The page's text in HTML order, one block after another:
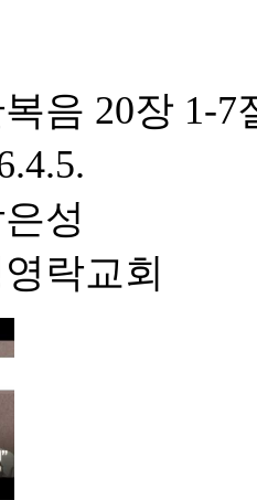
음 20장 1-7
성
락교회